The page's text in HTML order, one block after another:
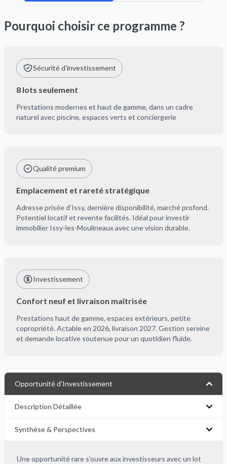
Pourquoi choisir ce programme ?
Sécurité d'investissement
8 lots seulement
Prestations modernes et haut de gamme, dans un cadre
naturel avec piscine, espaces verts et conciergerie
Qualité premium
Emplacement et rareté stratégique
Adresse prisée d’Issy, dernière disponibilité, marché profond.
Potentiel locatif et revente facilités. Idéal pour investir
immobilier Issy-les-Moulineaux avec une vision durable.
Investissement
Confort neuf et livraison maîtrisée
Prestations haut de gamme, espaces extérieurs, petite
copropriété. Actable en 2026, livraison 2027. Gestion sereine
et demande locative soutenue pour un quotidien fluide.
Opportunité d'Investissement
Description Détaillée
Synthèse & Perspectives
Une opportunité rare s’ouvre aux investisseurs avec un lot